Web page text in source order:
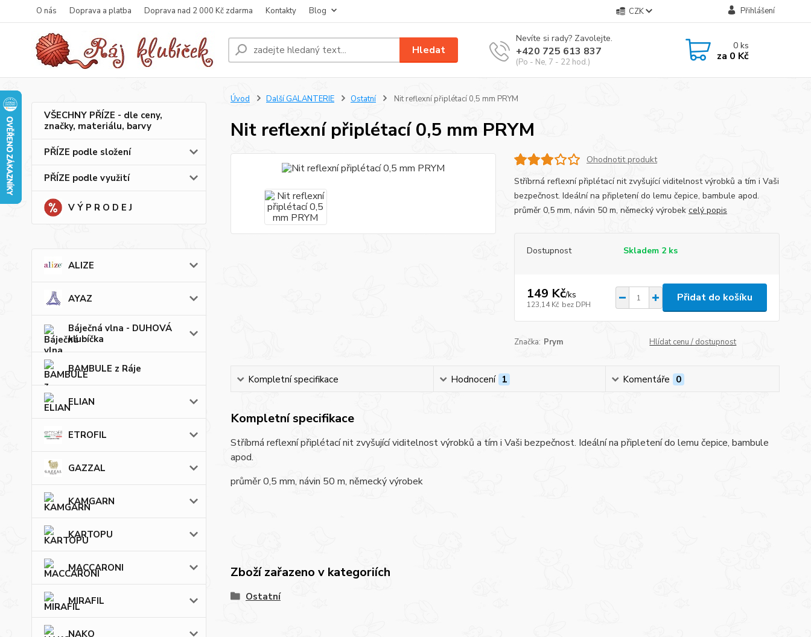
O nás Doprava a platba Doprava nad 2 000 Kč zdarma Kontakty Blog CZK Přihlášení
Hledat
Nevíte si rady? Zavolejte.
+420 725 613 837
(Po - Ne, 7 - 22 hod.)
0ks
za 0 Kč
VŠECHNY PŘÍZE - dle ceny,
značky, materiálu, barvy
PŘÍZE podle složení
PŘÍZE podle využití
V Ý P R O D E J
ALIZE
AYAZ
Báječná vlna - DUHOVÁ
klubíčka
BAMBULE z Ráje
ELIAN
ETROFIL
GAZZAL
KAMGARN
KARTOPU
MACCARONI
MIRAFIL
NAKO
Úvod Další GALANTERIE Ostatní Nit reflexní připlétací 0,5 mm PRYM
Nit reflexní připlétací 0,5 mm PRYM
Ohodnotit produkt
Stříbrná reflexní připlétací nit zvyšující viditelnost výrobků a tím i Vaši
bezpečnost. Ideální na připletení do lemu čepice, bambule apod.
průměr 0,5 mm, návin 50 m, německý výrobek celý popis
Dostupnost Skladem 2 ks
149 Kč/ks
123,14 Kč bez DPH
Přidat do košíku
Značka: Prym Hlídat cenu / dostupnost
Kompletní specifikace Hodnocení 1 Komentáře 0
Kompletní specifikace
Stříbrná reflexní připlétací nit zvyšující viditelnost výrobků a tím i Vaši bezpečnost. Ideální na připletení do lemu čepice, bambule
apod.
průměr 0,5 mm, návin 50 m, německý výrobek
Zboží zařazeno v kategoriích
Ostatní